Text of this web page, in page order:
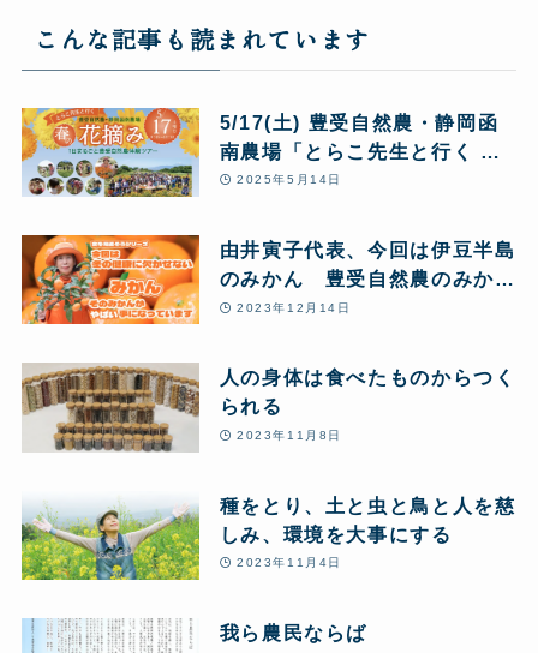
こんな記事も読まれています
5/17(土) 豊受自然農・静岡函
南農場「とらこ先生と行く 春
の花摘みツアー」1日まるごと
2025年5月14日
由井寅子代表、今回は伊豆半島
のみかん 豊受自然農のみかん
農場からお送りします♪
2023年12月14日
人の身体は食べたものからつく
られる
2023年11月8日
種をとり、土と虫と鳥と人を慈
しみ、環境を大事にする
2023年11月4日
我ら農民ならば